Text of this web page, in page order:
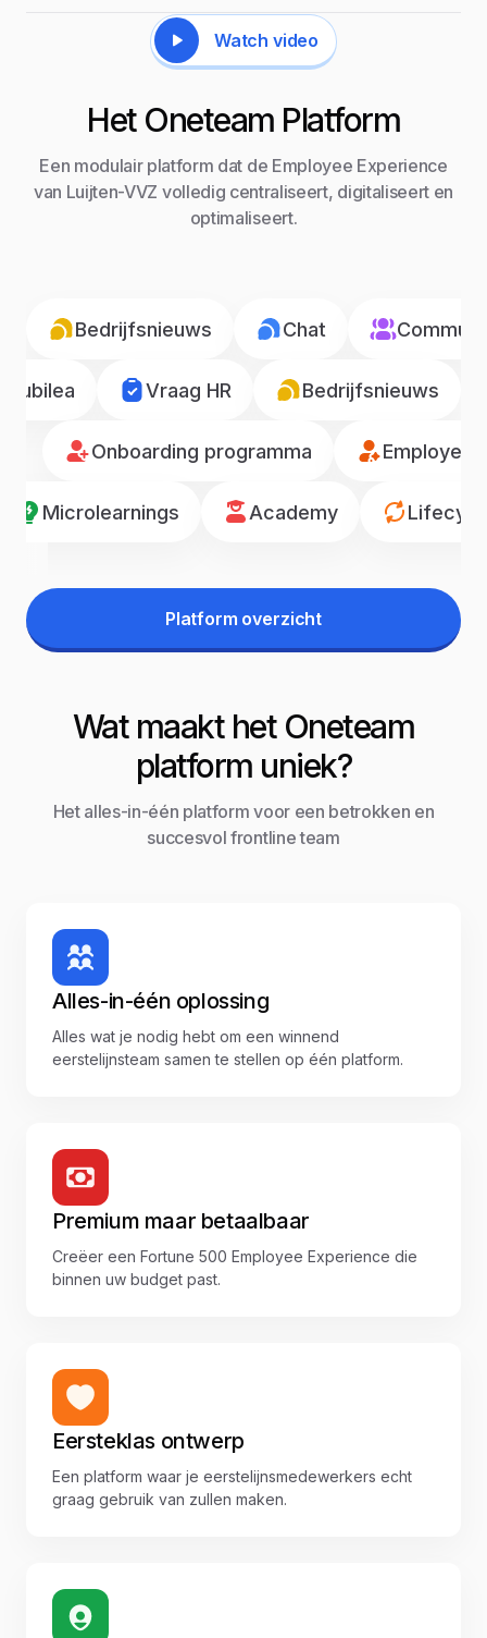
Watch video
Het Oneteam Platform
Een modulair platform dat de Employee Experience
van Luijten-VVZ volledig centraliseert, digitaliseert en
optimaliseert.
Bedrijfsnieuws Chat
Jubilea Vraag HR Bedrijfsnieuws
Onboarding programma Employee
Microlearnings Academy
Platform overzicht
Wat maakt het Oneteam
platform uniek?
Het alles-in-één platform voor een betrokken en
succesvol frontline team
Alles-in-één oplossing
Alles wat je nodig hebt om een winnend
eerstelijnsteam samen te stellen op één platform.
Premium maar betaalbaar
Creëer een Fortune 500 Employee Experience die
binnen uw budget past.
Eersteklas ontwerp
Een platform waar je eerstelijnsmedewerkers echt
graag gebruik van zullen maken.